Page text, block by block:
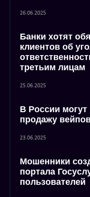
26.06.2025
Банки хотят
клиентов об
третьим лицам
25.06.2025
В России
продажу
23.06.2025
Мошенники
портала
пользователей